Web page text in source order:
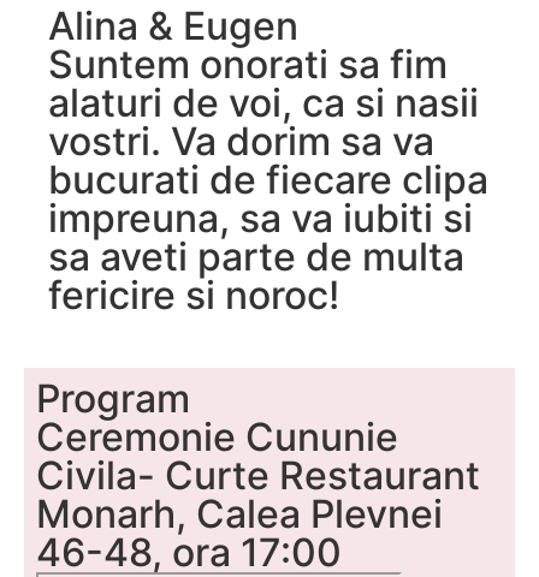
Alina & Eugen
Suntem onorati sa fim
alaturi de voi, ca si nasii
vostri. Va dorim sa va
bucurati de fiecare clipa
impreuna, sa va iubiti si
sa aveti parte de multa
fericire si noroc!
Program
Ceremonie Cununie
Civila- Curte Restaurant
Monarh, Calea Plevnei
46-48, ora 17:00